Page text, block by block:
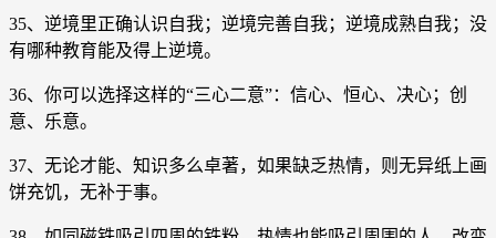
35、逆境里正确认识自我；逆境完善自我；逆境成熟自我；没
有哪种教育能及得上逆境。
36、你可以选择这样的“三心二意”：信心、恒心、决心；创
意、乐意。
37、无论才能、知识多么卓著，如果缺乏热情，则无异纸上画
饼充饥，无补于事。